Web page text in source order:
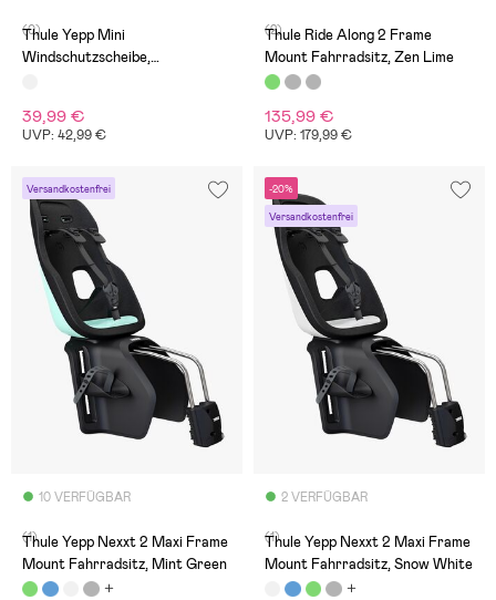
(0)
Thule Yepp Mini
Windschutzscheibe,
39,99 €
UVP: 42,99 €
(2)
Thule Ride Along 2 Frame
Mount Fahrradsitz, Zen Lime
135,99 €
UVP: 179,99 €
Versandkostenfrei
10 VERFÜGBAR
(1)
Thule Yepp Nexxt 2 Maxi Frame
Mount Fahrradsitz, Mint Green
-20%
Versandkostenfrei
2 VERFÜGBAR
(1)
Thule Yepp Nexxt 2 Maxi Frame
Mount Fahrradsitz, Snow White